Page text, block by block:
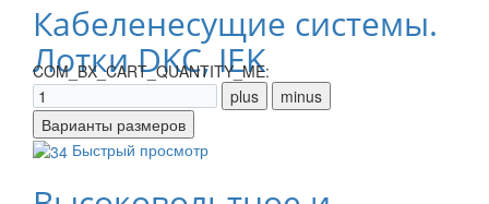
Кабеленесущие системы.
Лотки DKC, IEK
COM_BX_CART_QUANTITY_ME:
Быстрый просмотр